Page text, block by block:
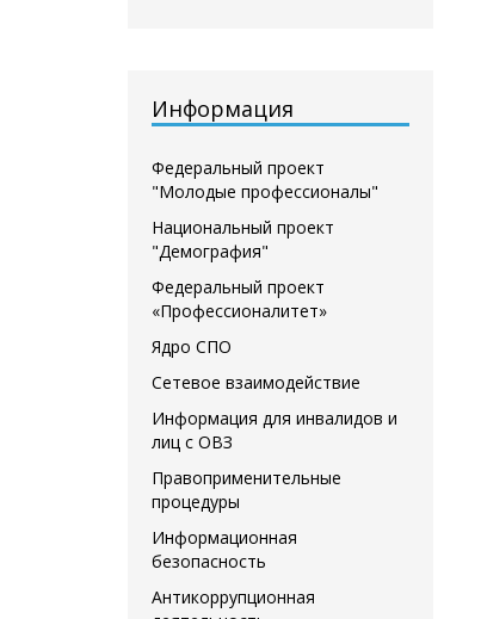
Информация
Федеральный проект
"Молодые профессионалы"
Национальный проект
"Демография"
Федеральный проект
«Профессионалитет»
Ядро СПО
Сетевое взаимодействие
Информация для инвалидов и
лиц с ОВЗ
Правоприменительные
процедуры
Информационная
безопасность
Антикоррупционная